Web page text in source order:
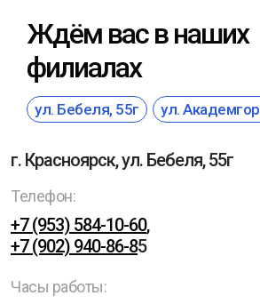
Ждём вас в наших
филиалах
ул.
ул. Бебеля, 55г
г. Красноярск, ул. Бебеля, 55г
Телефон:
+7 (953) 584-10-60,
+7 (902) 940-86-85
Часы работы: